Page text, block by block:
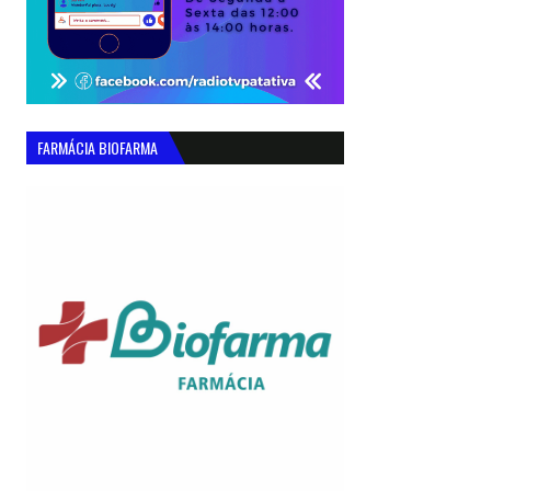
FARMÁCIA BIOFARMA